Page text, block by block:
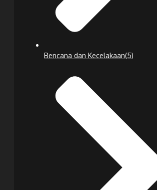
Bencana dan Kecelakaan(5)